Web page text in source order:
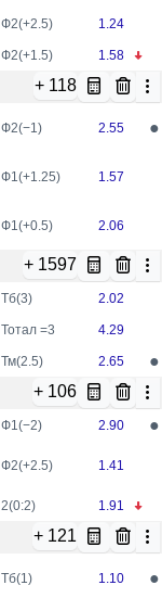
Ф2(+2.5) 1.24
Ф2(+1.5) 1.58
+ 118
Ф2(−1) 2.55 ●
Ф1(+1.25) 1.57
Ф1(+0.5) 2.06
+ 1597
Тб(3) 2.02
Тотал =3 4.29
Тм(2.5) 2.65
●
+ 106
Ф1(−2) 2.90 ●
Ф2(+2.5) 1.41
2(0:2) 1.91
+ 121
Тб(1) 1.10 ●